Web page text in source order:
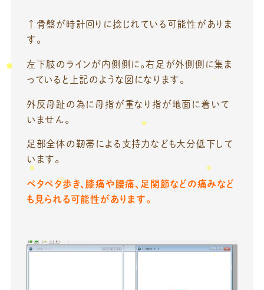
↑骨盤が時計回りに捻じれている可能性がありま
す。
左下肢のラインが内側側に。右足が外側側に集ま
っていると上記のような図になります。
外反母趾の為に母指が重なり指が地面に着いて
いません。
足部全体の靭帯による支持力なども大分低下して
います。
ペタペタ歩き、膝痛や腰痛、足関節などの痛みなど
も見られる可能性があります。